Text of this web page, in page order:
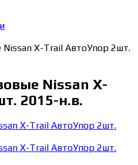
Nissan X-Trail АвтоУпор 2шт.
Nissan X-
2015-н.в.